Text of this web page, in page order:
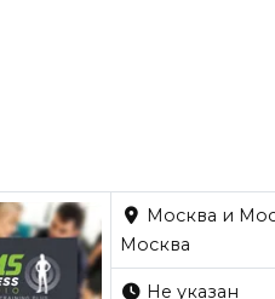
Москва и
Москва
Не указан